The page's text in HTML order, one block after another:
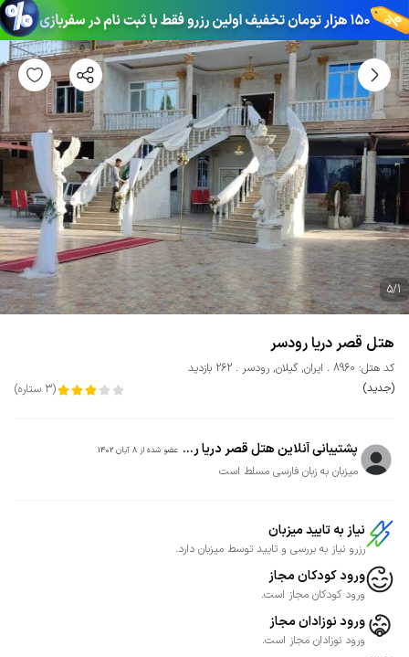
5/1
هتل قصر دریا رودسر
کد هتل: 8960 ایران, گیلان, رودسر
262 بازدید
(جدید)
(
3 ستاره)
پشتیبانی آنلاین هتل قصر دریا ر... عضو شده از 8 آبان 1402
میزبان به زبان فارسی مسلط است
نیاز به تایید میزبان
رزرو نیاز به بررسی و تایید توسط میزبان دارد.
ورود کودکان مجاز
ورود کودکان مجاز است.
ورود نوزادان مجاز
ورود نوزادان مجاز است.